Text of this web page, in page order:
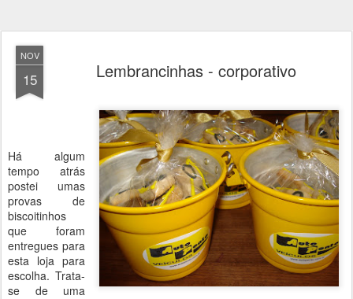
NOV
15 Lembrancinhas - corporativo
Há algum
tempo atrás
postei umas
provas de
biscoitinhos
que foram
entregues para
esta loja para
escolha. Trata-
se de uma